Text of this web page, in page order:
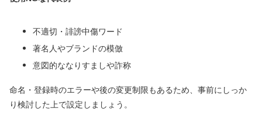
不適切・誹謗中傷ワード
著名人やブランドの模倣
意図的ななりすましや詐称
命名・登録時のエラーや後の変更制限もあるため、事前にしっか
り検討した上で設定しましょう。